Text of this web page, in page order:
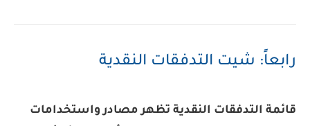
رابعاً: شيت التدفقات النقدية
قائمة التدفقات النقدية تظهر مصادر واستخدامات